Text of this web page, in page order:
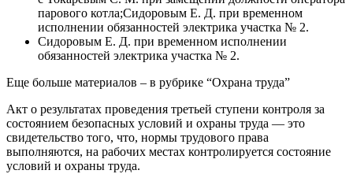
парового котла;Сидоровым Е. Д. при временном
исполнении обязанностей электрика участка № 2.
Сидоровым Е. Д. при временном исполнении
обязанностей электрика участка № 2.
Еще больше материалов – в рубрике “Охрана труда”
Акт о результатах проведения третьей ступени контроля за
состоянием безопасных условий и охраны труда — это
свидетельство того, что, нормы трудового права
выполняются, на рабочих местах контролируется состояние
условий и охраны труда.